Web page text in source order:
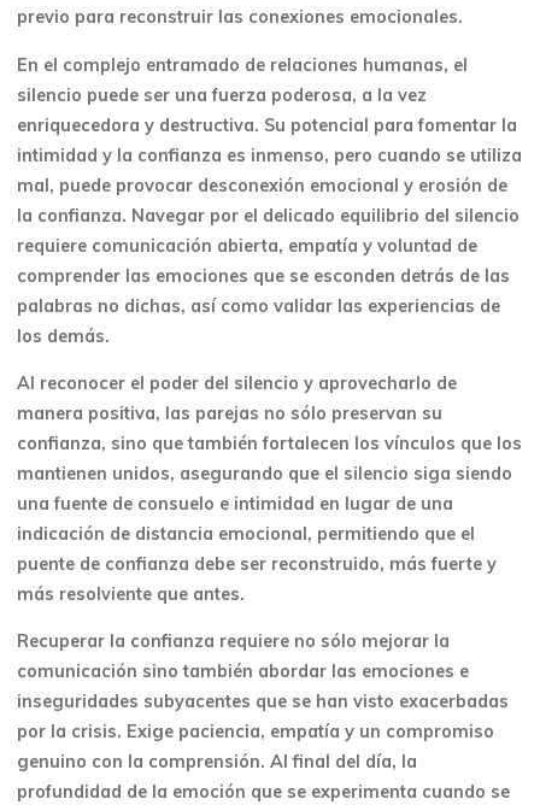
previo para reconstruir las conexiones emocionales.
En el complejo entramado de relaciones humanas, el
silencio puede ser una fuerza poderosa, a la vez
enriquecedora y destructiva. Su potencial para fomentar la
intimidad y la confianza es inmenso, pero cuando se utiliza
mal, puede provocar desconexión emocional y erosión de
la confianza. Navegar por el delicado equilibrio del silencio
requiere comunicación abierta, empatía y voluntad de
comprender las emociones que se esconden detrás de las
palabras no dichas, así como validar las experiencias de
los demás.
Al reconocer el poder del silencio y aprovecharlo de
manera positiva, las parejas no sólo preservan su
confianza, sino que también fortalecen los vínculos que los
mantienen unidos, asegurando que el silencio siga siendo
una fuente de consuelo e intimidad en lugar de una
indicación de distancia emocional, permitiendo que el
puente de confianza debe ser reconstruido, más fuerte y
más resolviente que antes.
Recuperar la confianza requiere no sólo mejorar la
comunicación sino también abordar las emociones e
inseguridades subyacentes que se han visto exacerbadas
por la crisis. Exige paciencia, empatía y un compromiso
genuino con la comprensión. Al final del día, la
profundidad de la emoción que se experimenta cuando se